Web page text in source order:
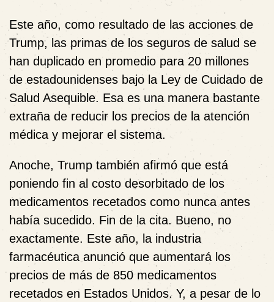
Este año, como resultado de las acciones de
Trump, las primas de los seguros de salud se
han duplicado en promedio para 20 millones
de estadounidenses bajo la Ley de Cuidado de
Salud Asequible. Esa es una manera bastante
extraña de reducir los precios de la atención
médica y mejorar el sistema.
Anoche, Trump también afirmó que está
poniendo fin al costo desorbitado de los
medicamentos recetados como nunca antes
había sucedido. Fin de la cita. Bueno, no
exactamente. Este año, la industria
farmacéutica anunció que aumentará los
precios de más de 850 medicamentos
recetados en Estados Unidos. Y, a pesar de lo